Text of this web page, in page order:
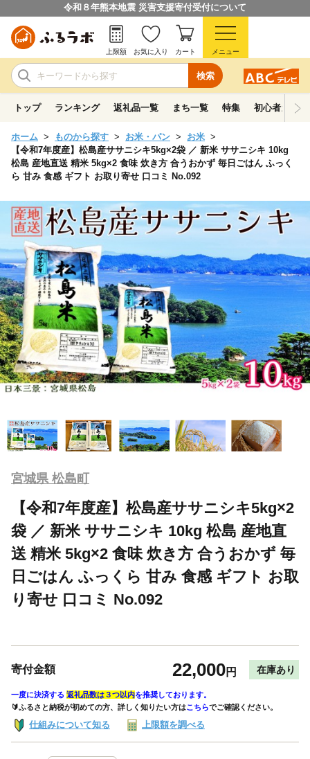
令和８年熊本地震 災害支援寄付受付について
検索
上限額 お気に入り カート メニュー
トップ ランキング 返礼品一覧 まち一覧 特集 初心者ガイド
ホーム ものから探す お米・パン
お米
【令和7年度産】松島産ササニシキ5kg×2袋 ／ 新米 ササニシキ 10kg
松島 産地直送 精米 5kg×2 食味 炊き方 合うおかず 毎日ごはん ふっく
ら 甘み 食感 ギフト お取り寄せ 口コミ No.092
宮城県 松島町
【令和7年度産】松島産ササニシキ5kg×2
袋 ／ 新米 ササニシキ 10kg 松島 産地直
送 精米 5kg×2 食味 炊き方 合うおかず 毎
日ごはん ふっくら 甘み 食感 ギフト お取
り寄せ 口コミ No.092
寄付金額 22,000円 在庫あり
一度に決済する 返礼品数は３つ以内を推奨しております。
🔰ふるさと納税が初めての方、詳しく知りたい方はこちらでご確認ください。
仕組みについて知る 上限額を調べる